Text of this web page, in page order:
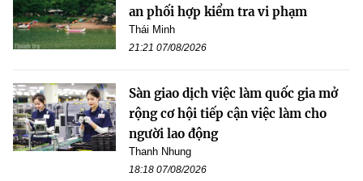
an phối hợp kiểm tra vi phạm
Thái Minh
21:21 07/08/2026
Sàn giao dịch việc làm quốc gia mở
rộng cơ hội tiếp cận việc làm cho
người lao động
Thanh Nhung
18:18 07/08/2026